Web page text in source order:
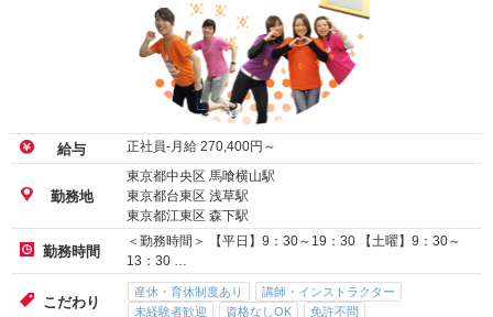
給与 正社員-月給 270,400円～
勤務地
東京都中央区 馬喰横山駅
東京都台東区 浅草駅
東京都江東区 森下駅
勤務時間
＜勤務時間＞ 【平日】9：30～19：30 【土曜】9：30～
13：30 …
こだわり
産休・育休制度あり
講師・インストラクター
未経験者歓迎
資格なしOK 免許不問